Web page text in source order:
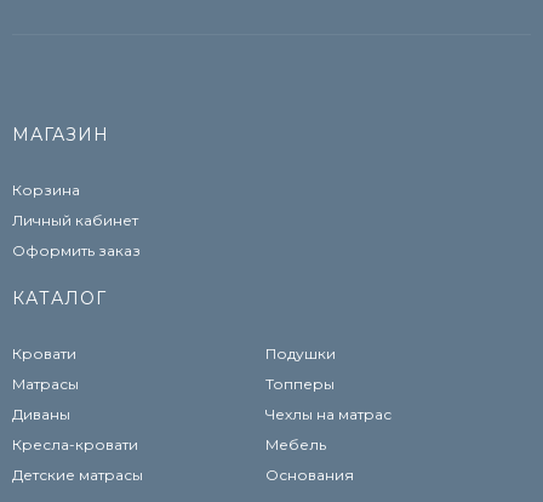
МАГАЗИН
Корзина
Личный кабинет
Оформить заказ
КАТАЛОГ
Кровати
Матрасы
Диваны
Кресла-кровати
Детские матрасы
Подушки
Топперы
Чехлы на матрас
Мебель
Основания